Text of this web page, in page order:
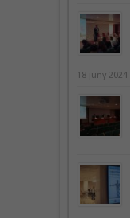
18 juny 2024